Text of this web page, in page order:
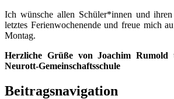
Ich wünsche allen Schüler*innen und
letztes Ferienwochenende und freue mich
Montag.
Herzliche Grüße von Joachim
Neurott-Gemeinschaftsschule
Beitragsnavigation